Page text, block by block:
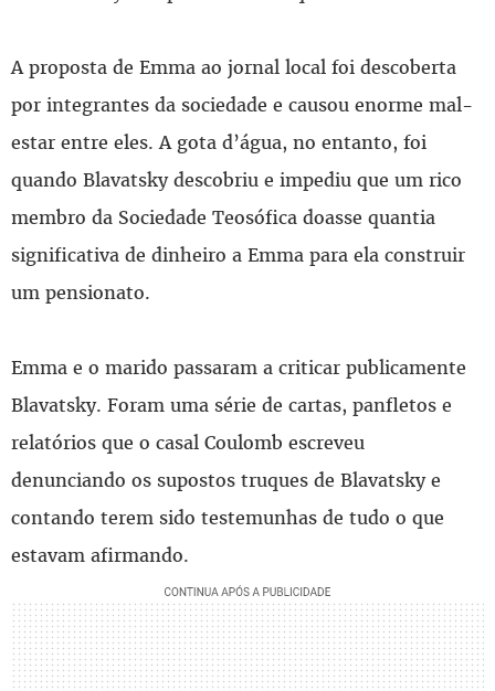
A proposta de Emma ao jornal local foi descoberta
por integrantes da sociedade e causou enorme mal-
estar entre eles. A gota d’água, no entanto, foi
quando Blavatsky descobriu e impediu que um rico
membro da Sociedade Teosófica doasse quantia
significativa de dinheiro a Emma para ela construir
um pensionato.
Emma e o marido passaram a criticar publicamente
Blavatsky. Foram uma série de cartas, panfletos e
relatórios que o casal Coulomb escreveu
denunciando os supostos truques de Blavatsky e
contando terem sido testemunhas de tudo o que
estavam afirmando.